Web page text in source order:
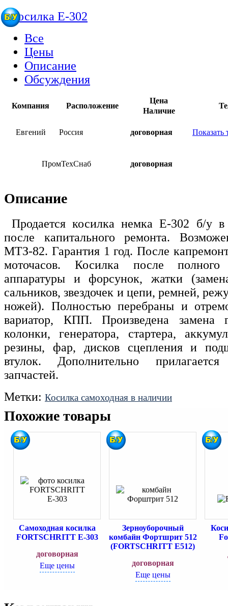
Все
Цены
Описание
Обсуждения
Компания Расположение
Цена
Наличие
Евгений Россия договорная Показать
ПромТехСнаб договорная
Описание
Продается косилка немка Е-302 б/у в
после капитального ремонта.
МТЗ-82. Гарантия 1 год. После
моточасов. Косилка после полного
аппаратуры и форсунок, жатки
сальников, звездочек и цепи, ремней,
ножей). Полностью перебраны и
вариатор, КПП. Произведена замена
колонки, генератора, стартера,
резины, фар, дисков сцепления и
втулок. Дополнительно
запчастей.
Метки: Косилка самоходная в наличии
Похожие товары
Самоходная косилка
FORTSCHRITT Е-303
договорная
Еще цены
Зерноуборочный
комбайн Фортшрит 512
(FORTSCHRITT E512)
договорная
Еще цены